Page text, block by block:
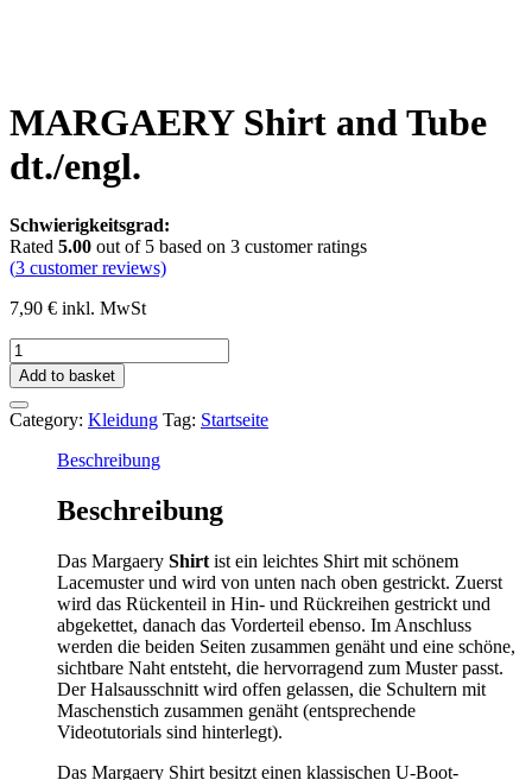
MARGAERY Shirt and Tube
dt./engl.
Schwierigkeitsgrad:
Rated 5.00 out of 5 based on 3 customer ratings
(3 customer reviews)
7,90 € inkl. MwSt
MARGAERY
Shirt
and
Tube
dt./engl.
quantity
Add to basket
Category: Kleidung Tag: Startseite
Beschreibung
Beschreibung
Das Margaery Shirt ist ein leichtes Shirt mit schönem
Lacemuster und wird von unten nach oben gestrickt. Zuerst
wird das Rückenteil in Hin- und Rückreihen gestrickt und
abgekettet, danach das Vorderteil ebenso. Im Anschluss
werden die beiden Seiten zusammen genäht und eine schöne,
sichtbare Naht entsteht, die hervorragend zum Muster passt.
Der Halsausschnitt wird offen gelassen, die Schultern mit
Maschenstich zusammen genäht (entsprechende
Videotutorials sind hinterlegt).
Das Margaery Shirt besitzt einen klassischen U-Boot-